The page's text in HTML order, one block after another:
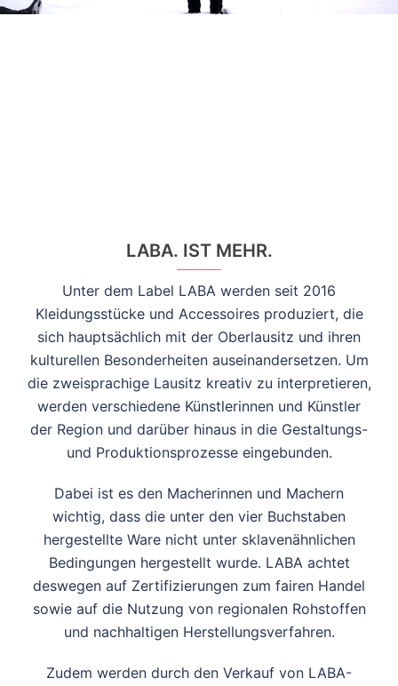
LABA. IST MEHR.
Unter dem Label LABA werden seit 2016
Kleidungsstücke und Accessoires produziert, die
sich hauptsächlich mit der Oberlausitz und ihren
kulturellen Besonderheiten auseinandersetzen. Um
die zweisprachige Lausitz kreativ zu interpretieren,
werden verschiedene Künstlerinnen und Künstler
der Region und darüber hinaus in die Gestaltungs-
und Produktionsprozesse eingebunden.
Dabei ist es den Macherinnen und Machern
wichtig, dass die unter den vier Buchstaben
hergestellte Ware nicht unter sklavenähnlichen
Bedingungen hergestellt wurde. LABA achtet
deswegen auf Zertifizierungen zum fairen Handel
sowie auf die Nutzung von regionalen Rohstoffen
und nachhaltigen Herstellungsverfahren.
Zudem werden durch den Verkauf von LABA-